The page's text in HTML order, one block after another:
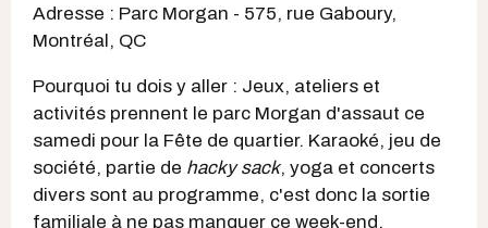
Adresse : Parc Morgan - 575, rue Gaboury,
Montréal, QC
Pourquoi tu dois y aller : Jeux, ateliers et
activités prennent le parc Morgan d'assaut ce
samedi pour la Fête de quartier. Karaoké, jeu de
société, partie de hacky sack, yoga et concerts
divers sont au programme, c'est donc la sortie
familiale à ne pas manquer ce week-end.